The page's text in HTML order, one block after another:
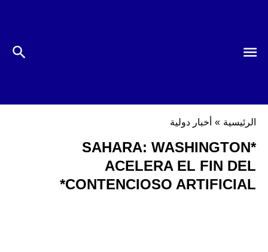
الرئيسية » أخبار دولية
*SAHARA: WASHINGTON
ACELERA EL FIN DEL
CONTENCIOSO ARTIFICIAL*